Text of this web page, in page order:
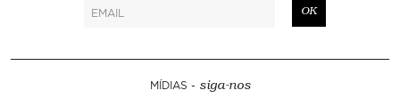
OK
MÍDIAS - siga-nos